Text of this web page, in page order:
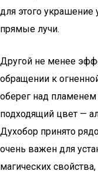
для этого украшение
прямые лучи.
Другой не менее
обращении к
оберег над
подходящий цвет —
Духобор принято
очень важен для
магических